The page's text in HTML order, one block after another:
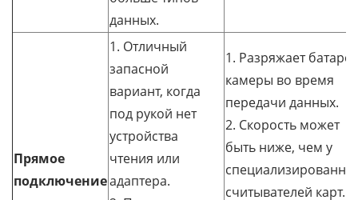
данных.
Прямое
подключение
1. Отличный
запасной
вариант, когда
под рукой нет
устройства
чтения или
адаптера.
1. Разряжает
камеры во время
передачи данных.
2. Скорость может
быть ниже, чем у
считывателей карт.